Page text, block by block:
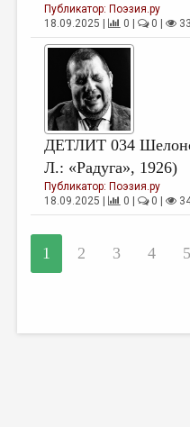
Публикатор: Поэзия.ру
18.09.2025 |
0 | 0 |
ДЕТЛИТ 034
Л.: «Радуга», 1926)
Публикатор: Поэзия.ру
18.09.2025 |
0 | 0 |
1 2 3 4 5